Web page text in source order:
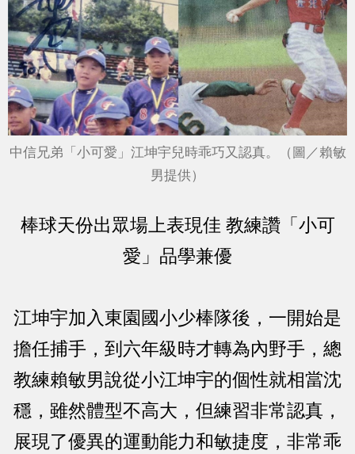
中信兄弟「小可愛」江坤宇兒時乖巧又認真。（圖／賴敏
男提供）
棒球天份出眾場上表現佳 教練讚「小可
愛」品學兼優
江坤宇加入東園國小少棒隊後，一開始是
擔任捕手，到六年級時才轉為內野手，總
教練賴敏男說從小江坤宇的個性就相當沈
穩，雖然體型不高大，但練習非常認真，
展現了優異的運動能力和敏捷度，非常乖